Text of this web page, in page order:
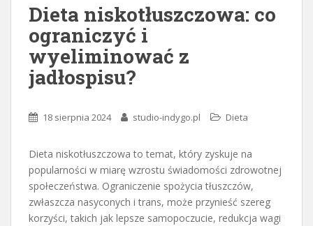
Dieta niskotłuszczowa: co
ograniczyć i
wyeliminować z
jadłospisu?
18 sierpnia 2024 studio-indygo.pl Dieta
Dieta niskotłuszczowa to temat, który zyskuje na
popularności w miarę wzrostu świadomości zdrowotnej
społeczeństwa. Ograniczenie spożycia tłuszczów,
zwłaszcza nasyconych i trans, może przynieść szereg
korzyści, takich jak lepsze samopoczucie, redukcja wagi